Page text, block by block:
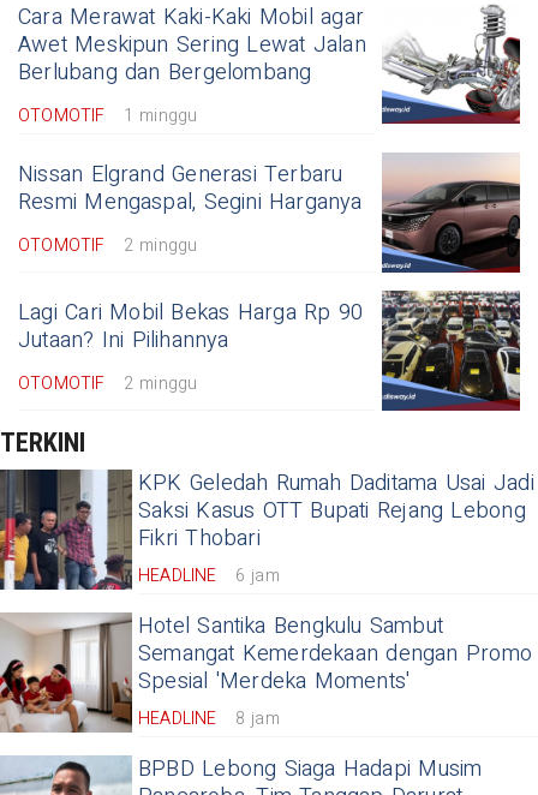
Cara Merawat Kaki-Kaki Mobil agar
Awet Meskipun Sering Lewat Jalan
Berlubang dan Bergelombang
OTOMOTIF 1 minggu
Nissan Elgrand Generasi Terbaru
Resmi Mengaspal, Segini Harganya
OTOMOTIF 2 minggu
Lagi Cari Mobil Bekas Harga Rp 90
Jutaan? Ini Pilihannya
OTOMOTIF 2 minggu
TERKINI
KPK Geledah Rumah Daditama Usai Jadi
Saksi Kasus OTT Bupati Rejang Lebong
Fikri Thobari
HEADLINE 6 jam
Hotel Santika Bengkulu Sambut
Semangat Kemerdekaan dengan Promo
Spesial 'Merdeka Moments'
HEADLINE 8 jam
BPBD Lebong Siaga Hadapi Musim